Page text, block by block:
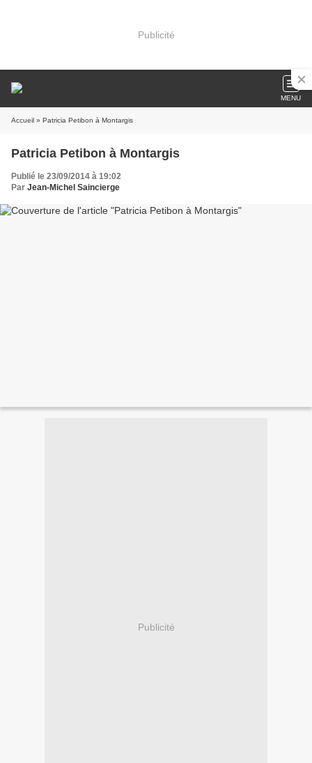
Publicité
MENU
Accueil » Patricia Petibon à Montargis
Patricia Petibon à Montargis
Publié le 23/09/2014 à 19:02
Par Jean-Michel Saincierge
Publicité